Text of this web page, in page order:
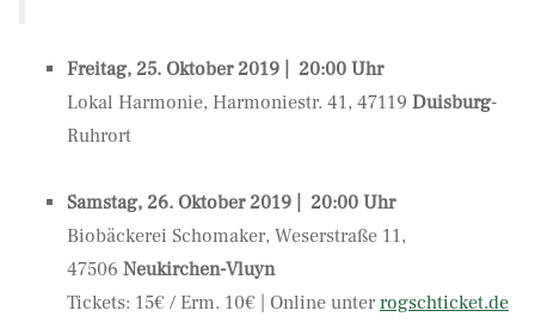
Freitag, 25. Oktober 2019 | 20:00 Uhr
Lokal Harmonie, Harmoniestr. 41, 47119 Duisburg-
Ruhrort
Samstag, 26. Oktober 2019 | 20:00 Uhr
Biobäckerei Schomaker, Weserstraße 11,
47506 Neukirchen-Vluyn
Tickets: 15€ / Erm. 10€ | Online unter rogschticket.de